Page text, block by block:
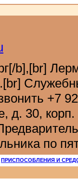
b],[br]
+7
д. 30,
по
ПРИСПОСОБЛЕНИЯ И